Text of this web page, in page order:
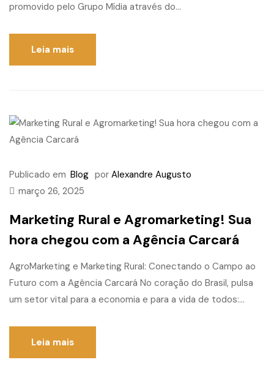
promovido pelo Grupo Mídia através do...
Leia mais
Publicado em Blog por Alexandre Augusto
março 26, 2025
Marketing Rural e Agromarketing! Sua
hora chegou com a Agência Carcará
AgroMarketing e Marketing Rural: Conectando o Campo ao
Futuro com a Agência Carcará No coração do Brasil, pulsa
um setor vital para a economia e para a vida de todos:...
Leia mais